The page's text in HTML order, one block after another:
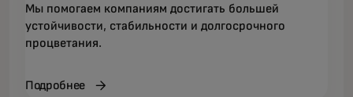
Мы помогаем компаниям достигать большей
устойчивости, стабильности и долгосрочного
процветания.
Подробнее